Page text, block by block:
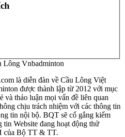
Lông Vnbadminton
là diễn đàn về Cầu Lông Việt
được thành lập từ 2012 với mục
và thảo luận mọi vấn đề liên quan
chịu trách nhiệm với các thông tin
tin nội bộ. BQT sẽ cố gắng kiểm
tin Website đang hoạt động thử
của Bộ TT & TT.